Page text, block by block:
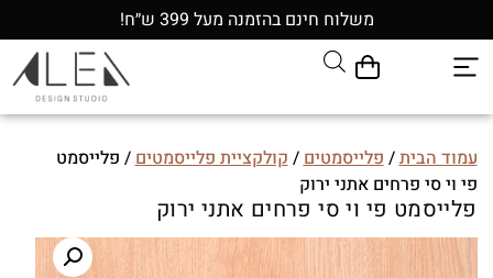
משלוח חינם בהזמנה מעל 399 ש״ח!
עמוד הבית/פלייסמטים/קולקציית פלייסמטים/ פלייסמט
פי וי סי פרחים אתני ירוק
פלייסמט פי וי סי פרחים אתני ירוק